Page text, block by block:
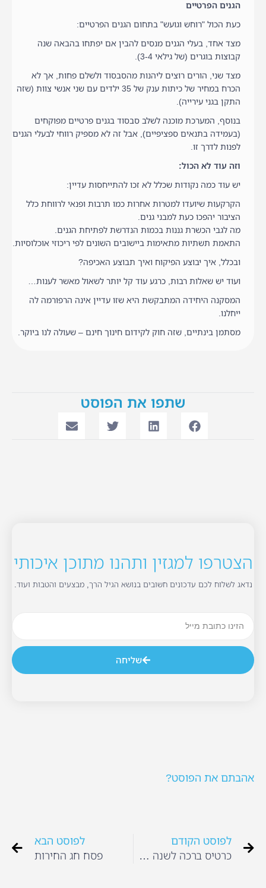
הגנים הפרטיים
כעת הכול "רוחש וגועש" בתחום הגנים הפרטיים:
מצד אחד, בעלי הגנים מנסים להבין אם יפתחו בהבאה שנה
קבוצות בוגרים (של גילאי 3-4).
מצד שני, הורים רוצים ליהנות מהסבסוד ולשלם פחות, אך לא
הכרח במחיר של כיתות ענק של 35 ילדים עם שני אנשי צוות (שזה
התקן בגני עירייה).
בנוסף, המערכת מוכנה לשלב סבסוד בגנים פרטיים מפוקחים
(בעמידה בתנאים ספציפיים), אבל זה לא מספיק רווחי לבעלי הגנים
לפנות לדרך זו.
וזה עוד לא הכול:
יש עוד כמה נקודות שכלל לא זכו להתייחסות עדיין:
הקרקעות שיועדו למטרות אחרות כמו תרבות ופנאי לרווחת כלל
הציבור יהפכו כעת למבני גנים.
מה לגבי הכשרת גננות בכמות הנדרשת לפתיחת הגנים.
התאמת תשתיות מתאימות ביישובים השונים לפי ריכוזי אוכלוסיות.
ובכלל, איך יבוצע הפיקוח ואיך תבוצע האכיפה?
ועוד יש שאלות רבות, כרגע עוד קל יותר לשאול מאשר לענות…
המסקנה היחידה המתבקשת היא שזו עדיין אינה הרפורמה לה
ייחלנו.
מסתמן בינתיים, שזה חוק לקידום חינוך חינם – שעולה לנו ביוקר.
שתפו את הפוסט
הצטרפו למגזין ותהנו מתוכן איכותי
נדאג לשלוח לכם עדכונים חשובים בנושא הגיל הרך, מבצעים והטבות ועוד.
שליחה
אהבתם את הפוסט?
לפוסט הקודם
כרטיס ברכה לשנה טובה
לפוסט הבא
פסח חג החירות